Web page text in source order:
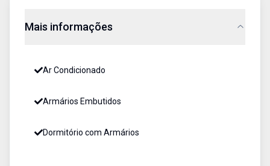
Mais informações
Ar Condicionado
Armários Embutidos
Dormitório com Armários